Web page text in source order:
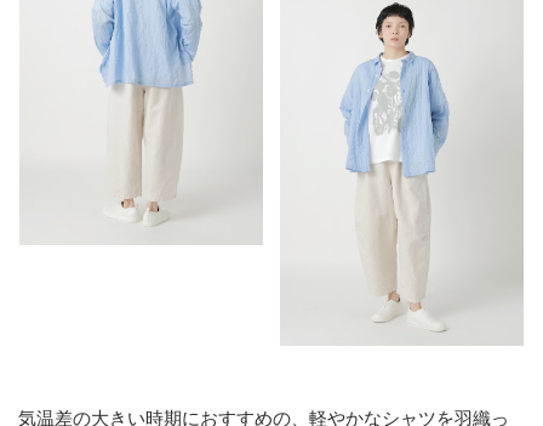
気温差の大きい時期におすすめの、軽やかなシャツを羽織っ